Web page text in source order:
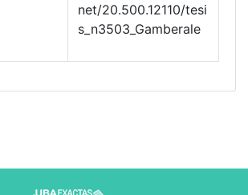
net/20.500.12110/tesi
s_n3503_Gamberale